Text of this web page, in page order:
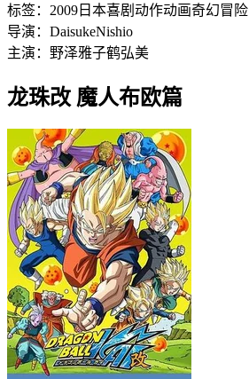
标签： 2009 日本喜剧 动作动画奇幻冒险
导演： DaisukeNishio
主演： 野泽雅子鹤弘美
龙珠改 魔人布欧篇